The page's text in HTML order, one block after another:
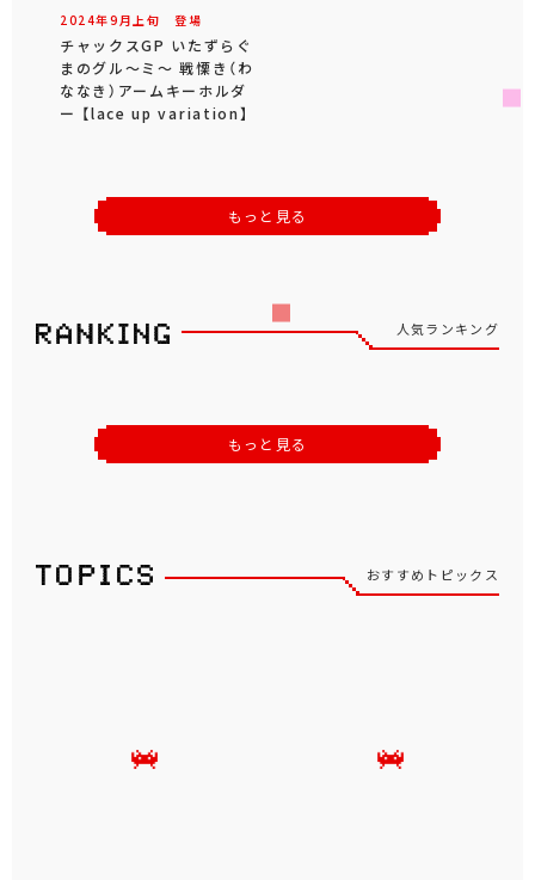
2024年9 月 上旬 登場
チャックスGP いたずらぐ
まのグル～ミ～ 戦慄き（わ
ななき）アームキーホルダ
ー 【lace up variation】
もっと見る
人気ランキング
もっと見る
おすすめトピックス